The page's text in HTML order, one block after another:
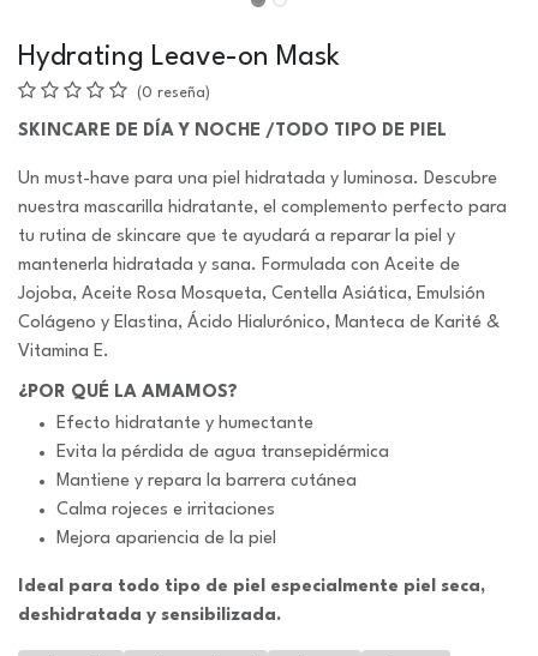
Hydrating Leave-on Mask
(0 reseña)
SKINCARE DE DÍA Y NOCHE /TODO TIPO DE PIEL
Un must-have para una piel hidratada y luminosa. Descubre
nuestra mascarilla hidratante, el complemento perfecto para
tu rutina de skincare que te ayudará a reparar la piel y
mantenerla hidratada y sana. Formulada con Aceite de
Jojoba, Aceite Rosa Mosqueta, Centella Asiática, Emulsión
Colágeno y Elastina, Ácido Hialurónico, Manteca de Karité &
Vitamina E.
¿POR QUÉ LA AMAMOS?
Efecto hidratante y humectante
Evita la pérdida de agua transepidérmica
Mantiene y repara la barrera cutánea
Calma rojeces e irritaciones
Mejora apariencia de la piel
Ideal para todo tipo de piel especialmente piel seca,
deshidratada y sensibilizada.